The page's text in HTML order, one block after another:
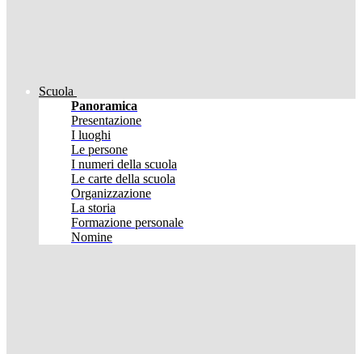
Scuola
Panoramica
Presentazione
I luoghi
Le persone
I numeri della scuola
Le carte della scuola
Organizzazione
La storia
Formazione personale
Nomine